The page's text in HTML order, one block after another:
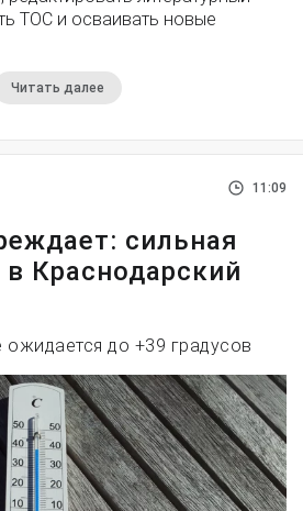
ТОС и осваивать новые
Читать далее
11:09
сильная
Краснодарский
ожидается до +39 градусов